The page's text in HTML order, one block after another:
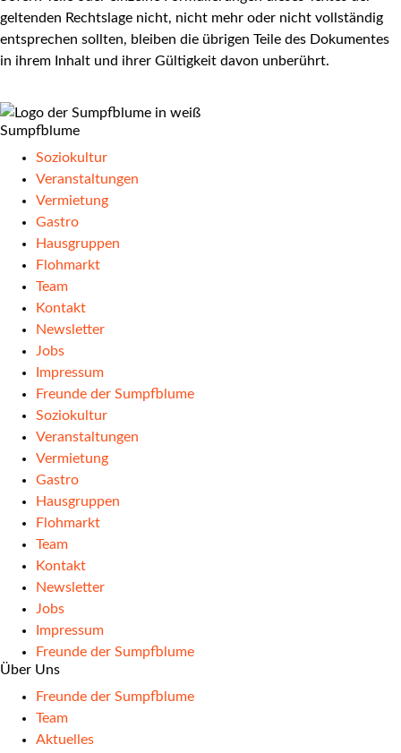
geltenden Rechtslage nicht, nicht mehr oder nicht vollständig
entsprechen sollten, bleiben die übrigen Teile des Dokumentes
in ihrem Inhalt und ihrer Gültigkeit davon unberührt.
Sumpfblume
Soziokultur
Veranstaltungen
Vermietung
Gastro
Hausgruppen
Flohmarkt
Team
Kontakt
Newsletter
Jobs
Impressum
Freunde der Sumpfblume
Soziokultur
Veranstaltungen
Vermietung
Gastro
Hausgruppen
Flohmarkt
Team
Kontakt
Newsletter
Jobs
Impressum
Freunde der Sumpfblume
Über Uns
Freunde der Sumpfblume
Team
Aktuelles